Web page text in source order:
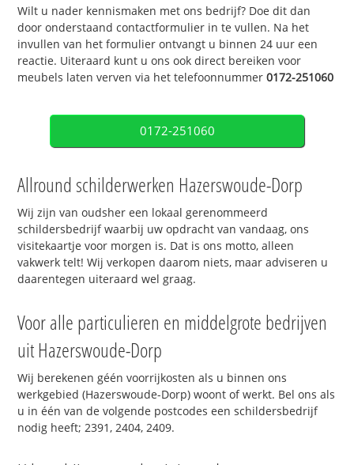
Wilt u nader kennismaken met ons bedrijf? Doe dit dan
door onderstaand contactformulier in te vullen. Na het
invullen van het formulier ontvangt u binnen 24 uur een
reactie. Uiteraard kunt u ons ook direct bereiken voor
meubels laten verven via het telefoonnummer0172-251060
0172-251060
Allround schilderwerken Hazerswoude-Dorp
Wij zijn van oudsher een lokaal gerenommeerd
schildersbedrijf waarbij uw opdracht van vandaag, ons
visitekaartje voor morgen is. Dat is ons motto, alleen
vakwerk telt! Wij verkopen daarom niets, maar adviseren u
daarentegen uiteraard wel graag.
Voor alle particulieren en middelgrote bedrijven
uit Hazerswoude-Dorp
Wij berekenen géén voorrijkosten als u binnen ons
werkgebied (Hazerswoude-Dorp) woont of werkt. Bel ons als
u in één van de volgende postcodes een schildersbedrijf
nodig heeft; 2391, 2404, 2409.